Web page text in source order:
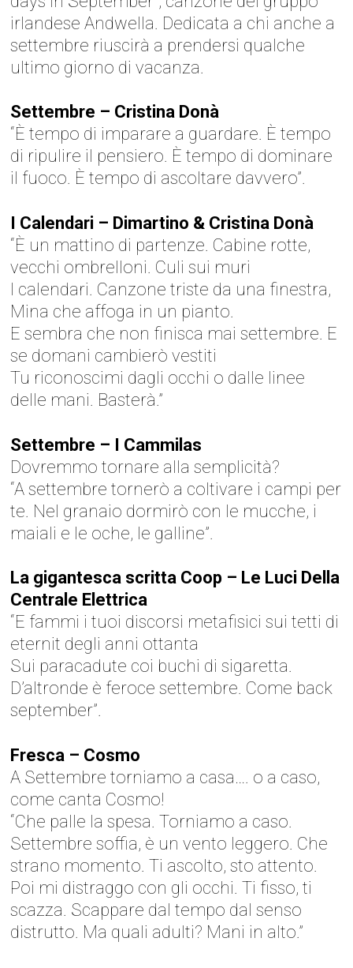
irlandese Andwella. Dedicata a chi anche a
settembre riuscirà a prendersi qualche
ultimo giorno di vacanza.
Settembre – Cristina Donà
“È tempo di imparare a guardare. È tempo
di ripulire il pensiero. È tempo di dominare
il fuoco. È tempo di ascoltare davvero”.
I Calendari – Dimartino & Cristina Donà
“È un mattino di partenze. Cabine rotte,
vecchi ombrelloni. Culi sui muri
I calendari. Canzone triste da una finestra,
Mina che affoga in un pianto.
E sembra che non finisca mai settembre. E
sе domani cambierò vestiti
Tu riconoscimi dagli occhi o dalle linee
dеlle mani. Basterà.”
Settembre – I Cammilas
Dovremmo tornare alla semplicità?
“A settembre tornerò a coltivare i campi per
te. Nel granaio dormirò con le mucche, i
maiali e le oche, le galline”.
La gigantesca scritta Coop – Le Luci Della
Centrale Elettrica
“E fammi i tuoi discorsi metafisici sui tetti di
eternit degli anni ottanta
Sui paracadute coi buchi di sigaretta.
D’altronde è feroce settembre. Come back
september”.
Fresca – Cosmo
A Settembre torniamo a casa…. o a caso,
come canta Cosmo!
“Che palle la spesa. Torniamo a caso.
Settembre soffia, è un vento leggero. Che
strano momento. Ti ascolto, sto attento.
Poi mi distraggo con gli occhi. Ti fisso, ti
scazza. Scappare dal tempo dal senso
distrutto. Ma quali adulti? Mani in alto.”